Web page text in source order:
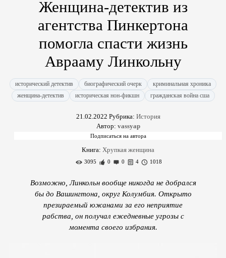
Женщина-детектив из
агентства Пинкертона
помогла спасти жизнь
Аврааму Линкольну
исторический детектив биографический очерк
криминальная хроника
женщина-детектив
историческая нон-фикшн гражданская война сша
21.02.2022 Рубрика: История
Автор: vassyap
Книга: Хрупкая женщина
3095 0 0 4 1018
Возможно, Линкольн вообще никогда не добрался
бы до Вашингтона, округ Колумбия. Открыто
презираемый южанами за его неприятие
рабства, он получал ежедневные угрозы с
момента своего избрания.